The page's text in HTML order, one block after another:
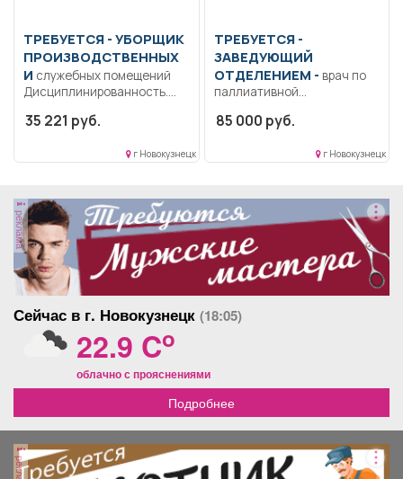
ТРЕБУЕТСЯ - УБОРЩИК
ПРОИЗВОДСТВЕННЫХ
И служебных помещений
Дисциплинированность.
Поддерживает надлежащее
35 221 руб.
г Новокузнецк
ТРЕБУЕТСЯ -
ЗАВЕДУЮЩИЙ
ОТДЕЛЕНИЕМ - врач по
паллиативной
Образование: Высшее
85 000 руб.
г Новокузнецк
реклама
Сейчас в г. Новокузнецк (18:05)
22.9 Co
облачно с прояснениями
Подробнее